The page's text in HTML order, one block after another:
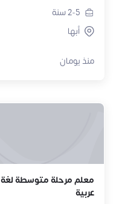
2-5سنة
أبها
منذ يومان
معلم مرحلة متوسطة لغة
عربية